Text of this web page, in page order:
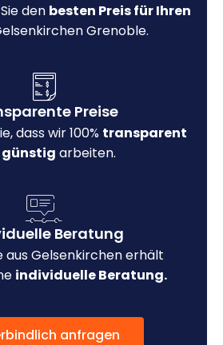
den besten Preis für Ihren
Grenoble.
Preise
dass wir 100% transparent
günstig arbeiten.
Beratung
aus Gelsenkirchen erhält
individuelle Beratung.
anfragen